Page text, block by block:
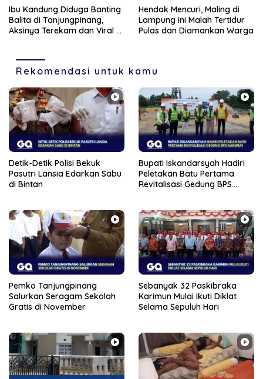
Ibu Kandung Diduga Banting
Balita di Tanjungpinang,
Aksinya Terekam dan Viral di
Hendak Mencuri, Maling di
Lampung ini Malah Tertidur
Pulas dan Diamankan Warga
Rekomendasi untuk kamu
Detik-Detik Polisi Bekuk
Pasutri Lansia Edarkan Sabu
di Bintan
Bupati Iskandarsyah Hadiri
Peletakan Batu Pertama
Revitalisasi Gedung BPS
Pemko Tanjungpinang
Salurkan Seragam Sekolah
Gratis di November
Sebanyak 32 Paskibraka
Karimun Mulai Ikuti Diklat
Selama Sepuluh Hari